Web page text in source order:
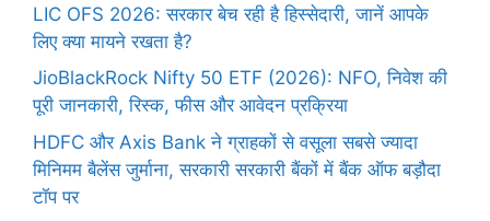
LIC OFS 2026: सरकार बेच रही है हिस्सेदारी, जानें आपके
लिए क्या मायने रखता है?
JioBlackRock Nifty 50 ETF (2026): NFO, निवेश की
पूरी जानकारी, रिस्क, फीस और आवेदन प्रक्रिया
HDFC और Axis Bank ने ग्राहकों से वसूला सबसे ज्यादा
मिनिमम बैलेंस जुर्माना, सरकारी सरकारी बैंकों में बैंक ऑफ बड़ौदा
टॉप पर